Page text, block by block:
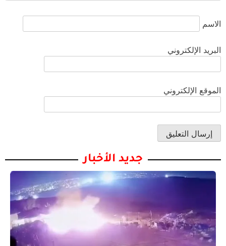
الاسم
البريد الإلكتروني
الموقع الإلكتروني
جديد الأخبار